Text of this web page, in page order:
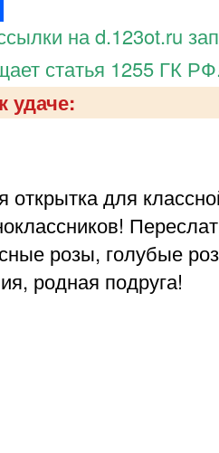
на d.123ot.ru
статья 1255 ГК
удаче:
для
розы, голубые
родная подруга!